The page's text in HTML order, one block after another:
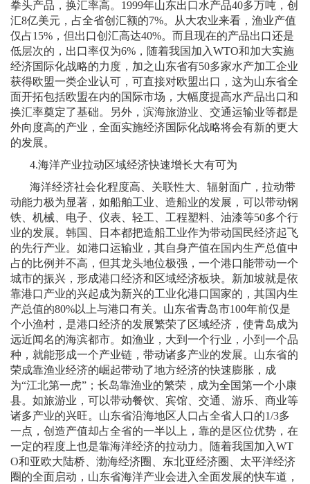
拳头产品，换汇率高。 1999年山东出口水产品40多万吨，创
汇8亿美元，占全省创汇额的7%。从大农业来看，渔业产值
仅占15% ，但出口创汇高达40%。而且现在的产品出口还是
低层次的，出口率仅为6% ，随着我国加入WTO和加大实施
经济国际化战略的力度，加之山东省有50多家水产加工企业
获得欧盟一类企业认可，可直接对欧盟出口，这为山东省全
面开拓包括欧盟在内的国际市场，大幅度提高水产品出口和
换汇率奠定了基础。另外，滨海旅游业、交通运输业等都是
外向度高的产业，全面实施经济国际化战略将会有新的更大
的发展。
4.海洋产业拉动区域经济快速增长大有可为
海洋经济社会化程度高、关联性大、辐射面广，拉动带
动能力极为显著，如船舶工业、造船业的发展，可以带动钢
铁、机械、电子、仪表、轻工、工程塑料、油漆等50多个行
业的发展。韩国、日本都把造船工业作为带动国民经济起飞
的先行产业。如港口运输业，其自身产值在国内生产总值中
占的比例并不高，但其龙头地位极强，一个港口能带动一个
城市的振兴，形成港口经济和区域经济板块。新加坡就是依
靠港口产业的兴起成为新兴的工业化港口国家的，其国内生
产总值的80%以上与港口有关。山东省青岛市100年前仅是
个小渔村，是港口经济的发展繁荣了区域经济，使青岛成为
远近闻名的海滨都市。如渔业，大到一个行业，小到一个品
种，就能形成一个产业链，带动诸多产业的发展。山东省的
荣成靠渔业经济的崛起带动了地方经济的快速膨胀，成
为“江北第一虎”；长岛靠渔业的繁荣，成为全国第一个小康
县。如旅游业，可以带动餐饮、宾馆、交通、游乐、商业等
诸多产业的兴旺。山东省沿海地区人口占全省人口的1/3多
一点，创造产值却占全省的一半以上，靠的是区位优势，在
一定的程度上也是靠海洋经济的拉动力。随着我国加入WT
O和亚欧大陆桥、渤海经济圈、东北亚经济圈、太平洋经济
圈的全面启动，山东省海洋产业会进入全面发展的快车道，